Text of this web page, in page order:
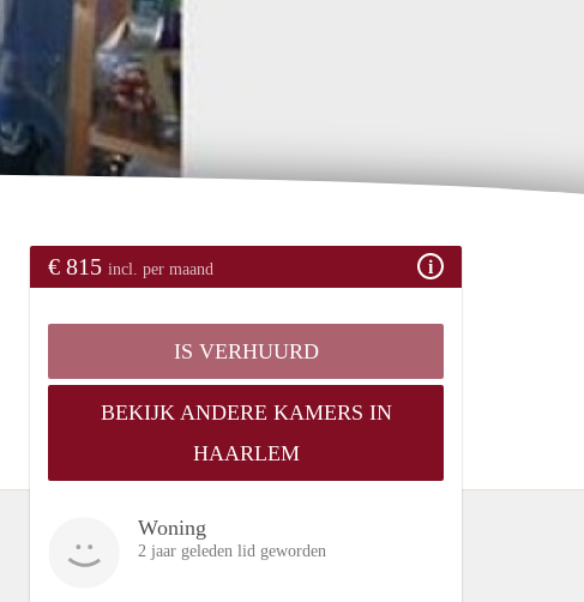
€ 815 incl. per maand
IS VERHUURD
BEKIJK ANDERE KAMERS IN
HAARLEM
Woning
2 jaar geleden lid geworden